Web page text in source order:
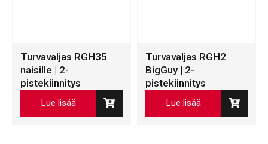
Turvavaljas RGH35
naisille | 2-
pistekiinnitys
Lue lisää
Turvavaljas RGH2
BigGuy | 2-
pistekiinnitys
Lue lisää